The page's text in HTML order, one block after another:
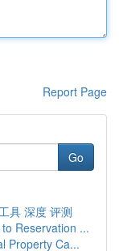
Report Page
Go
具 深度 评测
Reservation ...
Property Ca...